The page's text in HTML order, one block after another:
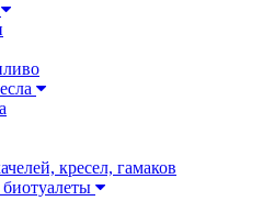
кресел, гамаков